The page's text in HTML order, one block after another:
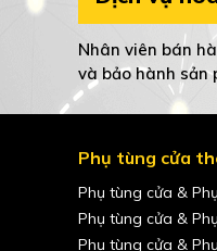
Nhân viên bán
và bảo hành sản
Phụ tùng cửa
Phụ tùng cửa &
Phụ tùng cửa &
Phụ tùng cửa &